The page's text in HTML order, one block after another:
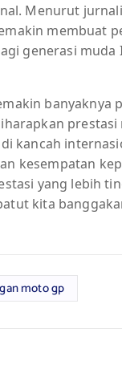
Menurut
membuat
generasi
banyaknya
kancah
kesempatan
yang lebih
kita
moto gp